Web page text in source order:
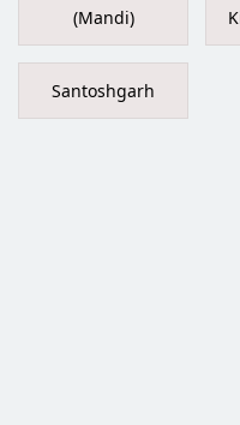
(Mandi)
Santoshgarh